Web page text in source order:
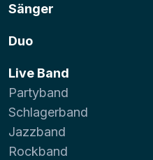
Sänger
Duo
Live Band
Partyband
Schlagerband
Jazzband
Rockband